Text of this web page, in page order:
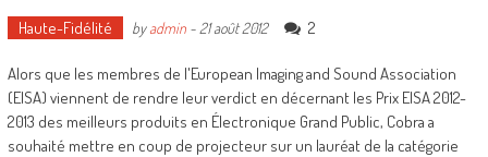
Haute-Fidélité byadmin- 21 août 2012 2
Alors que les membres de l'European Imaging and Sound Association
(EISA) viennent de rendre leur verdict en décernant les Prix EISA 2012-
2013 des meilleurs produits en Électronique Grand Public, Cobra a
souhaité mettre en coup de projecteur sur un lauréat de la catégorie